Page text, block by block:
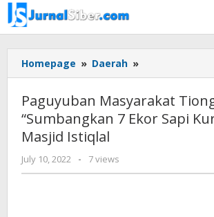
Skip
to
content
Homepage » Daerah »
Masyarakat
PSMTI
"Sumbangkan
Kurban
Paguyuban Masyarakat
“Sumbangkan 7 Ekor Sapi
Masjid Istiqlal
July 10, 2022
by
Jurnalsiber
- 7 views